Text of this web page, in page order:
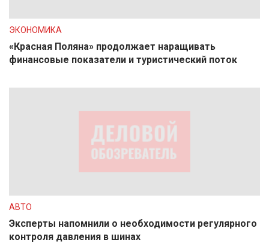
ЭКОНОМИКА
«Красная Поляна» продолжает наращивать
финансовые показатели и туристический поток
АВТО
Эксперты напомнили о необходимости регулярного
контроля давления в шинах